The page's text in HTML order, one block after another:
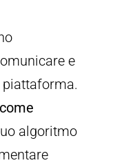
e
come
algoritmo